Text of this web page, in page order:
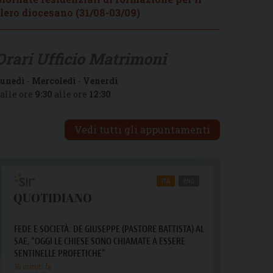
diocesano (31/08-03/09)
- Mercoledì - Venerdì
ore 9:30 alle ore 12:30
Vedi tutti gli appuntamenti